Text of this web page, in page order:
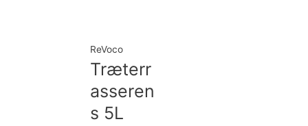
ReVoco
Træterr
asseren
s 5L